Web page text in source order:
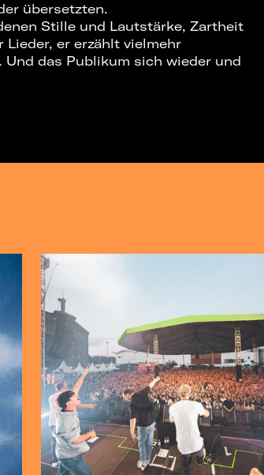
übersetzten.
Stille und Lautstärke, Zartheit
er erzählt vielmehr
das Publikum sich wieder und